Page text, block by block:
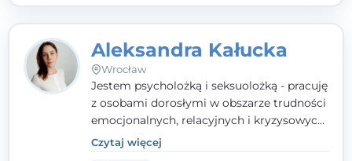
Aleksandra Kałucka
Wrocław
Jestem psycholożką i seksuolożką - pracuję
z osobami dorosłymi w obszarze trudności
emocjonalnych, relacyjnych i kryzysowych,
w tym z osobami po doświadczeniach
przemocy. Ukończyłam psychologię
Czytaj więcej